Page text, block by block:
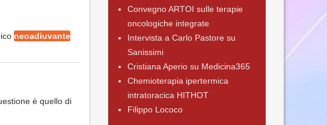
neoadiuvante
è quello di
Convegno ARTOI sulle terapie
oncologiche integrate
Intervista a Carlo Pastore su
Sanissimi
Cristiana Aperio su Medicina365
Chemioterapia ipertermica
intratoracica HITHOT
Filippo Lococo